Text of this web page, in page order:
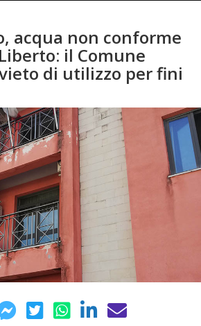
acqua non conforme
il Comune
di utilizzo per fini